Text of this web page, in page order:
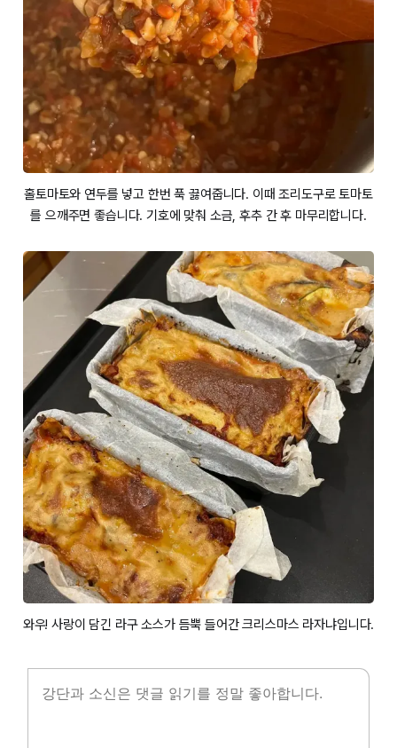
홀토마토와 연두를 넣고 한번 푹 끓여줍니다. 이때 조리도구로 토마토
를 으깨주면 좋습니다. 기호에 맞춰 소금, 후추 간 후 마무리합니다.
와우! 사랑이 담긴 라구 소스가 듬뿍 들어간 크리스마스 라자냐입니다.